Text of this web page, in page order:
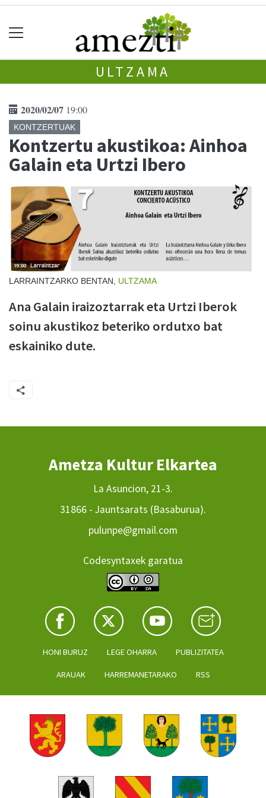
ULTZAMA
2020/02/07 19:00
KONTZERTUAK
Kontzertu akustikoa: Ainhoa
Galain eta Urtzi Ibero
LARRAINTZARKO BENTAN, ULTZAMA
Ana Galain iraizoztarrak eta Urtzi Iberok
soinu akustikoz beteriko ordutxo bat
eskainiko dute.
Ametza Kultur Elkartea
La Asuncion, 21-3.
31866 - Jauntsarats (Basaburua).
pulunpe@gmail.com
Codesyntaxek garatua
HONI BURUZ LEGE OHARRA PUBLIZITATEA
ARAUAK HARREMANETARAKO RSS